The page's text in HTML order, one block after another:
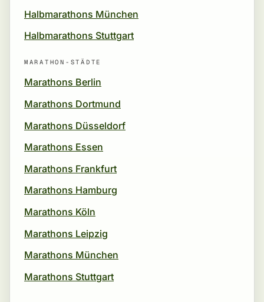
Halbmarathons München
Halbmarathons Stuttgart
MARATHON-STÄDTE
Marathons Berlin
Marathons Dortmund
Marathons Düsseldorf
Marathons Essen
Marathons Frankfurt
Marathons Hamburg
Marathons Köln
Marathons Leipzig
Marathons München
Marathons Stuttgart